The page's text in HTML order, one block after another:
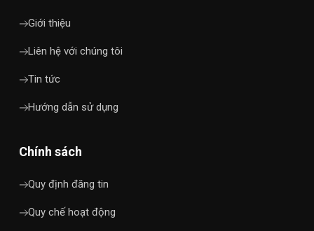
Giới thiệu
Liên hệ với chúng tôi
Tin tức
Hướng dẫn sử dụng
Chính sách
Quy định đăng tin
Quy chế hoạt động